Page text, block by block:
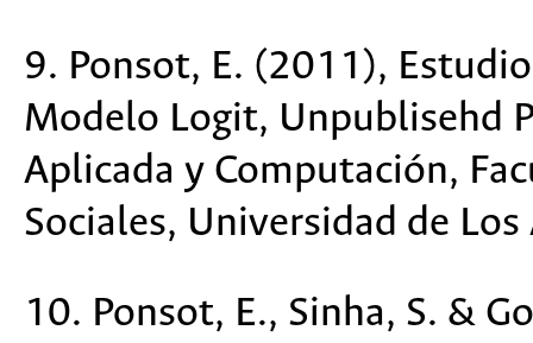
9. Ponsot, E. (2011),
Modelo Logit, Unpublisehd
Aplicada y Computación,
Sociales, Universidad de
10. Ponsot, E., Sinha, S. &